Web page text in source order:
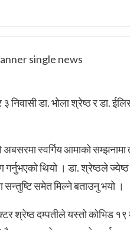
डा. भोला श्रेष्ठ र डा.
अबसरमा स्वर्गिय आमाको
थियो । डा. श्रेष्ठले
समेत मिल्ने बताउनु भयो ।
श्रेष्ठ दम्पतीले यस्तो कोभिड १९